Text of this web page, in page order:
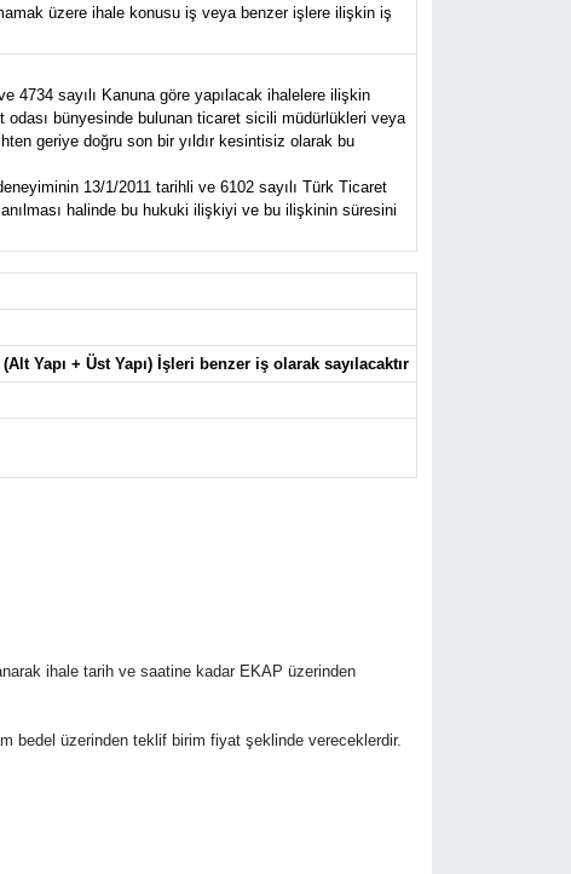
üzere ihale konusu iş veya benzer işlere ilişkin iş
4734 sayılı Kanuna göre yapılacak ihalelere ilişkin
bünyesinde bulunan ticaret sicili müdürlükleri veya
geriye doğru son bir yıldır kesintisiz olarak bu
13/1/2011 tarihli ve 6102 sayılı Türk Ticaret
halinde bu hukuki ilişkiyi ve bu ilişkinin süresini
Yapı + Üst Yapı) İşleri benzer iş olarak sayılacaktır
ihale tarih ve saatine kadar EKAP üzerinden
bedel üzerinden teklif birim fiyat şeklinde vereceklerdir.